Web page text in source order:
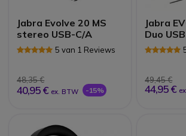
Jabra Evolve 20 MS
stereo USB-C/A
5 van 1 Reviews
48,35 €
40,95 € ex. BTW -15%
Jabra
Duo
Edition
49,45 €
44,95 €